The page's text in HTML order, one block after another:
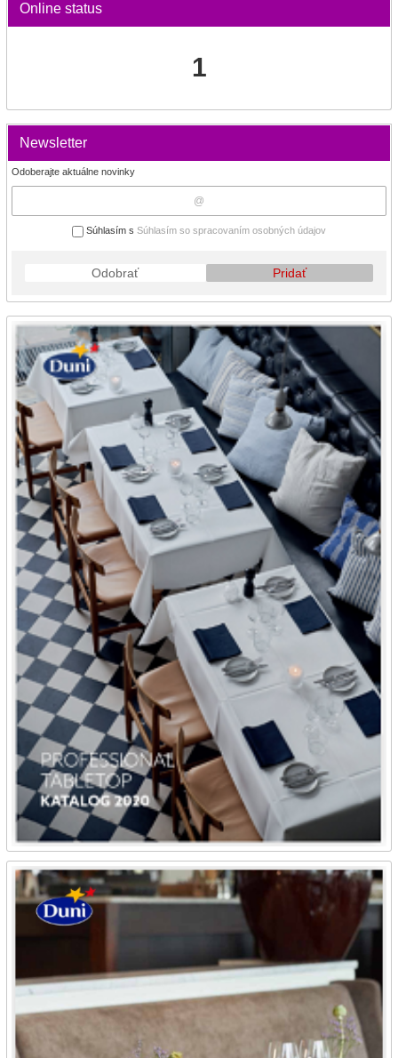
Online status
1
Newsletter
Odoberajte aktuálne novinky
Súhlasím s Súhlasím so spracovaním osobných údajov
Odobrať Pridať